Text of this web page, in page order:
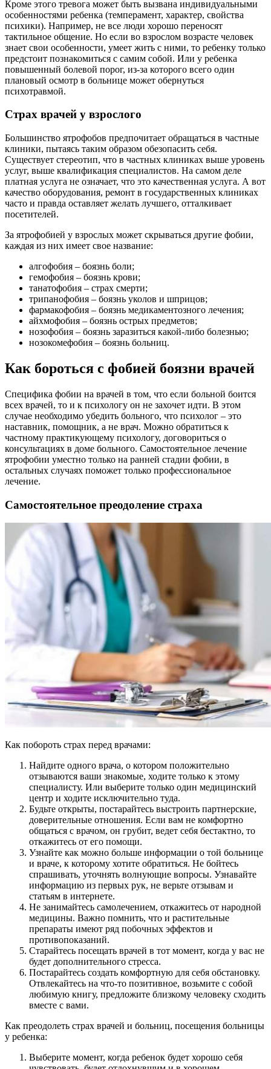
Кроме этого тревога может быть вызвана индивидуальными
особенностями ребенка (темперамент, характер, свойства
психики). Например, не все люди хорошо переносят
тактильное общение. Но если во взрослом возрасте человек
знает свои особенности, умеет жить с ними, то ребенку только
предстоит познакомиться с самим собой. Или у ребенка
повышенный болевой порог, из-за которого всего один
плановый осмотр в больнице может обернуться
психотравмой.
Страх врачей у взрослого
Большинство ятрофобов предпочитает обращаться в частные
клиники, пытаясь таким образом обезопасить себя.
Существует стереотип, что в частных клиниках выше уровень
услуг, выше квалификация специалистов. На самом деле
платная услуга не означает, что это качественная услуга. А вот
качество оборудования, ремонт в государственных клиниках
часто и правда оставляет желать лучшего, отталкивает
посетителей.
За ятрофобией у взрослых может скрываться другие фобии,
каждая из них имеет свое название:
алгофобия – боязнь боли;
гемофобия – боязнь крови;
танатофобия – страх смерти;
трипанофобия – боязнь уколов и шприцов;
фармакофобия – боязнь медикаментозного лечения;
айхмофобия – боязнь острых предметов;
нозофобия – боязнь заразиться какой-либо болезнью;
нозокомефобия – боязнь больниц.
Как бороться с фобией боязни врачей
Специфика фобии на врачей в том, что если больной боится
всех врачей, то и к психологу он не захочет идти. В этом
случае необходимо убедить больного, что психолог – это
наставник, помощник, а не врач. Можно обратиться к
частному практикующему психологу, договориться о
консультациях в доме больного. Самостоятельное лечение
ятрофобии уместно только на ранней стадии фобии, в
остальных случаях поможет только профессиональное
лечение.
Самостоятельное преодоление страха
Как побороть страх перед врачами:
Найдите одного врача, о котором положительно
отзываются ваши знакомые, ходите только к этому
специалисту. Или выберите только один медицинский
центр и ходите исключительно туда.
Будьте открыты, постарайтесь выстроить партнерские,
доверительные отношения. Если вам не комфортно
общаться с врачом, он грубит, ведет себя бестактно, то
откажитесь от его помощи.
Узнайте как можно больше информации о той больнице
и враче, к которому хотите обратиться. Не бойтесь
спрашивать, уточнять волнующие вопросы. Узнавайте
информацию из первых рук, не верьте отзывам и
статьям в интернете.
Не занимайтесь самолечением, откажитесь от народной
медицины. Важно помнить, что и растительные
препараты имеют ряд побочных эффектов и
противопоказаний.
Старайтесь посещать врачей в тот момент, когда у вас не
будет дополнительного стресса.
Постарайтесь создать комфортную для себя обстановку.
Отвлекайтесь на что-то позитивное, возьмите с собой
любимую книгу, предложите близкому человеку сходить
вместе с вами.
Как преодолеть страх врачей и больниц, посещения больницы
у ребенка:
Выберите момент, когда ребенок будет хорошо себя